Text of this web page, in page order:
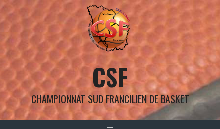
Aller
au
CSF
CHAMPIONNAT SUD FRANCILIEN DE BASKET